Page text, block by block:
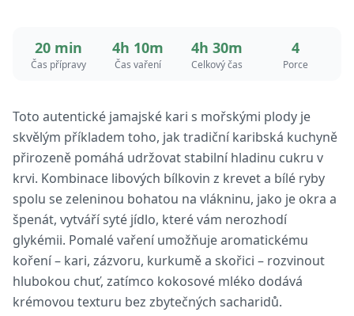
20 min
Čas přípravy
4h 10m
Čas vaření
4h 30m
Celkový čas
4
Porce
Toto autentické jamajské kari s mořskými plody je
skvělým příkladem toho, jak tradiční karibská kuchyně
přirozeně pomáhá udržovat stabilní hladinu cukru v
krvi. Kombinace libových bílkovin z krevet a bílé ryby
spolu se zeleninou bohatou na vlákninu, jako je okra a
špenát, vytváří syté jídlo, které vám nerozhodí
glykémii. Pomalé vaření umožňuje aromatickému
koření – kari, zázvoru, kurkumě a skořici – rozvinout
hlubokou chuť, zatímco kokosové mléko dodává
krémovou texturu bez zbytečných sacharidů.